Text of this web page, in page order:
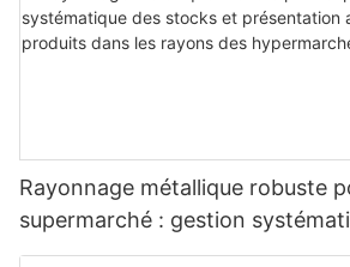
Rayonnage métallique robuste
supermarché : gestion
et présentation attrayante des